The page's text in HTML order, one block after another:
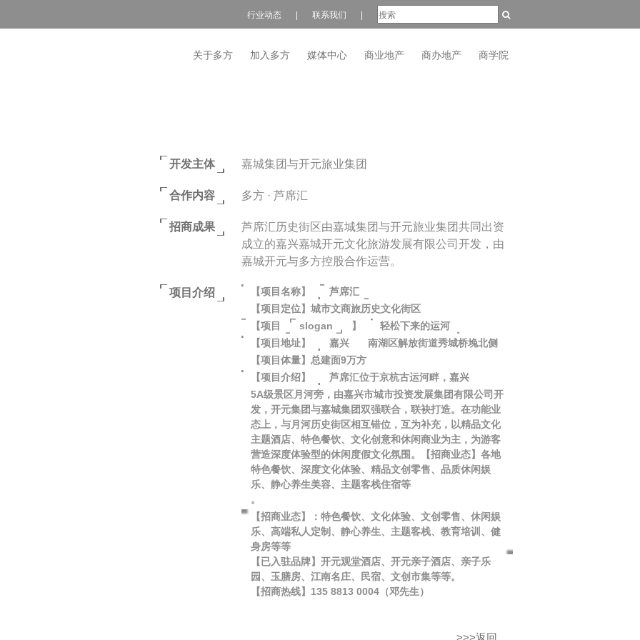
联系我们
行业动态
关于多方 加入多方 媒体中心 商业地产 商办地产 商学院
开发主体 嘉城集团与开元旅业集团
合作内容 多方 · 芦席汇
招商成果
芦席汇历史街区由嘉城集团与开元旅业集团共同出资
成立的嘉兴嘉城开元文化旅游发展有限公司开发，由
嘉城开元与多方控股合作运营。
项目介绍 【项目名称】
芦席汇
【项目定位】城市文商旅历史文化街区
【项目
slogan 】
轻松下来的运河
【项目地址】
嘉兴
南湖区解放街道秀城桥堍北侧
【项目体量】总建面9万方
【项目介绍】
芦席汇位于京杭古运河畔，嘉兴
5A级景区月河旁，由嘉兴市城市投资发展集团有限公司开
发，开元集团与嘉城集团双强联合，联袂打造。在功能业
态上，与月河历史街区相互错位，互为补充，以精品文化
主题酒店、特色餐饮、文化创意和休闲商业为主，为游客
营造深度体验型的休闲度假文化氛围。【招商业态】各地
特色餐饮、深度文化体验、精品文创零售、品质休闲娱
乐、静心养生美容、主题客栈住宿等
。
【招商业态】：特色餐饮、文化体验、文创零售、休闲娱
乐、高端私人定制、静心养生、主题客栈、教育培训、健
身房等等
【已入驻品牌】开元观堂酒店、开元亲子酒店、亲子乐
园、玉膳房、江南名庄、民宿、文创市集等等。
【招商热线】 135 8813 0004（邓先生）
>>>返回